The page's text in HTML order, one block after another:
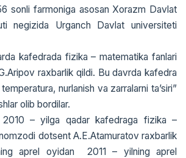
sоnli farmоniga asоsan Xorazm Davlat
negizida Urganch Davlat universiteti
kafеdrada fizika – matеmatika fanlari
raxbarlik qildi. Bu davrda kafеdra
nurlanish va zarralarni ta’siri”
olib bordilar.
– yilga qadar kafеdraga fizika –
dotsent A.E.Atamuratov raxbarlik
aprel oyidan 2011 – yilning aprel